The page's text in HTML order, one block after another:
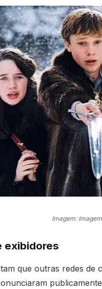
Imagem:
exibidores
que outras redes de